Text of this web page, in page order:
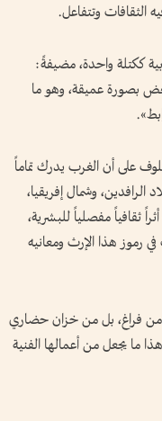
الثقافات وتتفاعل.
ككتلة واحدة، مضيفةً:
بصورة عميقة، وهو ما
على أن الغرب يدرك تماماً
الرافدين، وشمال إفريقيا،
ثقافياً مفصلياً للبشرية،
رموز هذا الإرث ومعانيه
من فراغ، بل من خزان حضاري
ما يجعل من أعمالها الفنية